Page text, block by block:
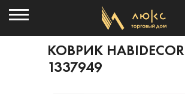
КОВРИК HABIDECOR
1337949